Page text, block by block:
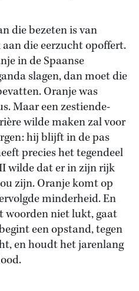
die bezeten is van
die eerzucht opoffert.
in de Spaanse
slagen, dan moet die
Oranje was
Maar een zestiende-
wilde maken zal voor
hij blijft in de pas
precies het tegendeel
wilde dat er in zijn rijk
zijn. Oranje komt op
minderheid. En
woorden niet lukt, gaat
een opstand, tegen
en houdt het jarenlang